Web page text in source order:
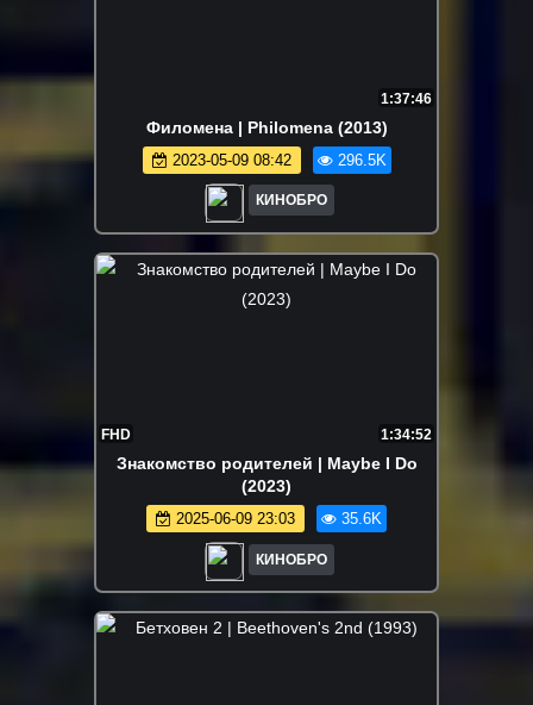
1:37:46
Филомена | Philomena (2013)
2023-05-09 08:42 296.5K
КИНОБРО
FHD 1:34:52
Знакомство родителей | Maybe I Do
(2023)
2025-06-09 23:03 35.6K
КИНОБРО